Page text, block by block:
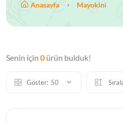
Anasayfa Mayokini
Senin için 0 ürün bulduk!
Göster: 50